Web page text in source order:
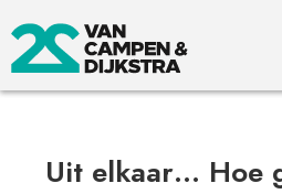
Uit elkaar… Hoe